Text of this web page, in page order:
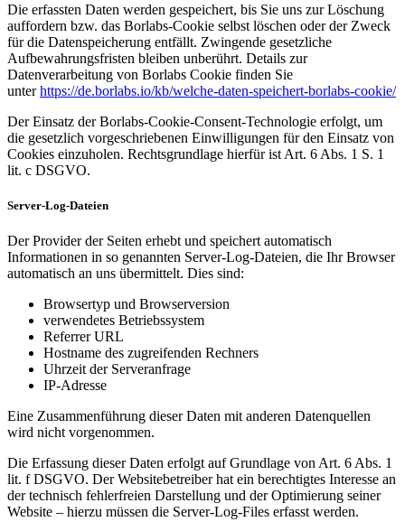
Die erfassten Daten werden gespeichert, bis Sie uns zur Löschung
auffordern bzw. das Borlabs-Cookie selbst löschen oder der Zweck
für die Datenspeicherung entfällt. Zwingende gesetzliche
Aufbewahrungsfristen bleiben unberührt. Details zur
Datenverarbeitung von Borlabs Cookie finden Sie
unterhttps://de.borlabs.io/kb/welche-daten-speichert-borlabs-cookie/
Der Einsatz der Borlabs-Cookie-Consent-Technologie erfolgt, um
die gesetzlich vorgeschriebenen Einwilligungen für den Einsatz von
Cookies einzuholen. Rechtsgrundlage hierfür ist Art. 6 Abs. 1 S. 1
lit. c DSGVO.
Server-Log-Dateien
Der Provider der Seiten erhebt und speichert automatisch
Informationen in so genannten Server-Log-Dateien, die Ihr Browser
automatisch an uns übermittelt. Dies sind:
Browsertyp und Browserversion
verwendetes Betriebssystem
Referrer URL
Hostname des zugreifenden Rechners
Uhrzeit der Serveranfrage
IP-Adresse
Eine Zusammenführung dieser Daten mit anderen Datenquellen
wird nicht vorgenommen.
Die Erfassung dieser Daten erfolgt auf Grundlage von Art. 6 Abs. 1
lit. f DSGVO. Der Websitebetreiber hat ein berechtigtes Interesse an
der technisch fehlerfreien Darstellung und der Optimierung seiner
Website – hierzu müssen die Server-Log-Files erfasst werden.